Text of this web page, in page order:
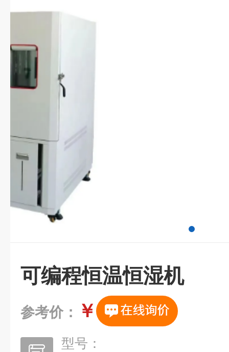
可编程恒温恒湿机
参考价： ￥
型号：